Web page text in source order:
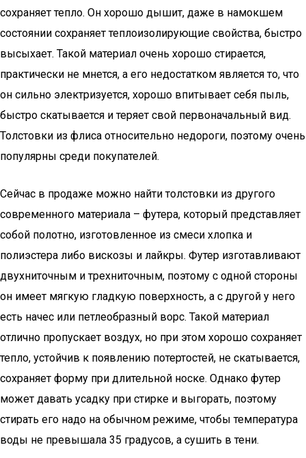
сохраняет тепло. Он хорошо дышит, даже в намокшем
состоянии сохраняет теплоизолирующие свойства, быстро
высыхает. Такой материал очень хорошо стирается,
практически не мнется, а его недостатком является то, что
он сильно электризуется, хорошо впитывает себя пыль,
быстро скатывается и теряет свой первоначальный вид.
Толстовки из флиса относительно недороги, поэтому очень
популярны среди покупателей.
Сейчас в продаже можно найти толстовки из другого
современного материала – футера, который представляет
собой полотно, изготовленное из смеси хлопка и
полиэстера либо вискозы и лайкры. Футер изготавливают
двухниточным и трехниточным, поэтому с одной стороны
он имеет мягкую гладкую поверхность, а с другой у него
есть начес или петлеобразный ворс. Такой материал
отлично пропускает воздух, но при этом хорошо сохраняет
тепло, устойчив к появлению потертостей, не скатывается,
сохраняет форму при длительной носке. Однако футер
может давать усадку при стирке и выгорать, поэтому
стирать его надо на обычном режиме, чтобы температура
воды не превышала 35 градусов, а сушить в тени.